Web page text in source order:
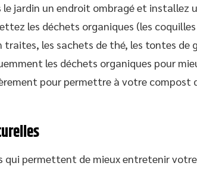
jardin un endroit ombragé et installez
les déchets organiques (les
les sachets de thé, les tontes de
les déchets organiques pour
pour permettre à votre compost
qui permettent de mieux entretenir